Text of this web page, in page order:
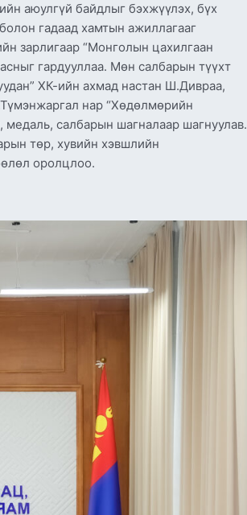
аюулгүй байдлыг бэхжүүлэх, бүх
гадаад хамтын ажиллагааг
зарлигаар “Монголын цахилгаан
гардууллаа. Мөн салбарын түүхт
ХК-ийн ахмад настан Ш.Дивраа,
нар “Хөдөлмөрийн
медаль, салбарын шагналаар шагнуулав.
төр, хувийн хэвшлийн
оролцлоо.